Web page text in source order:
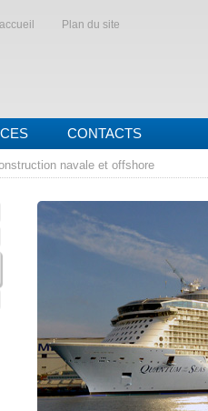
Plan du site
CONTACTS
navale et offshore